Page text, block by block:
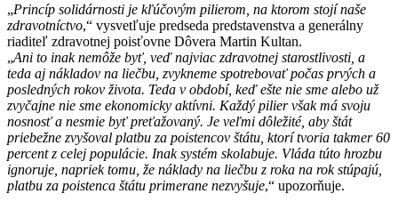
„Princíp solidárnosti je kľúčovým pilierom, na ktorom stojí naše
zdravotníctvo,“ vysvetľuje predseda predstavenstva a generálny
riaditeľ zdravotnej poisťovne Dôvera Martin Kultan.
„Ani to inak nemôže byť, veď najviac zdravotnej starostlivosti, a
teda aj nákladov na liečbu, zvykneme spotrebovať počas prvých a
posledných rokov života. Teda v období, keď ešte nie sme alebo už
zvyčajne nie sme ekonomicky aktívni. Každý pilier však má svoju
nosnosť a nesmie byť preťažovaný. Je veľmi dôležité, aby štát
priebežne zvyšoval platbu za poistencov štátu, ktorí tvoria takmer 60
percent z celej populácie. Inak systém skolabuje. Vláda túto hrozbu
ignoruje, napriek tomu, že náklady na liečbu z roka na rok stúpajú,
platbu za poistenca štátu primerane nezvyšuje,“ upozorňuje.